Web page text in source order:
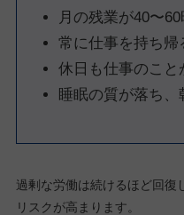
月の残業が40〜
常に仕事を持ち帰
休日も仕事のこと
睡眠の質が落ち
過剰な労働は続けるほど回復
リスクが高まります。